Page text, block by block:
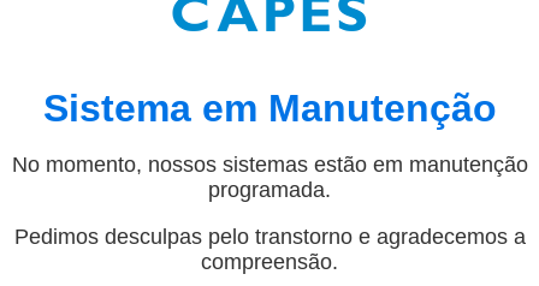
Sistema em Manutenção
No momento, nossos sistemas estão em manutenção
programada.
Pedimos desculpas pelo transtorno e agradecemos a
compreensão.